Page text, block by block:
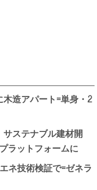
造アパート=単身・2
ステナブル建材開
ラットフォームに
ネ技術検証で=ゼネラ